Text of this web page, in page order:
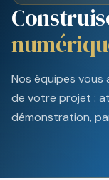
Nos équipes
de votre projet :
démonstration,